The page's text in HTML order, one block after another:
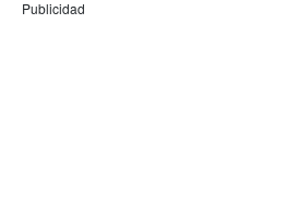
Publicidad